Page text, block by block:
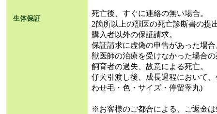
生体保証
死亡後、すぐに連絡の無い場合。
2箇所以上の獣医の死亡診断書の提
購入者以外の保証請求。
保証請求に虚偽の申告があった場合
獣医師の治療を受けなかった場合
飼育者の過失、故意による死亡。
仔犬引渡し後、成長過程において
わせ毛・色・サイズ・停留睾丸)
※お客様のご都合による、ご返金